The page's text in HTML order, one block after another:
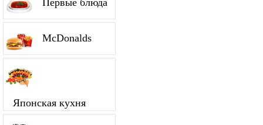
Первые блюда
McDonalds
Японская кухня